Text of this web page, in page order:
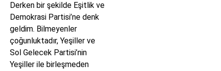
Derken bir şekilde Eşitlik ve
Demokrasi Partisi’ne denk
geldim. Bilmeyenler
çoğunluktadır, Yeşiller ve
Sol Gelecek Partisi’nin
Yeşiller ile birleşmeden